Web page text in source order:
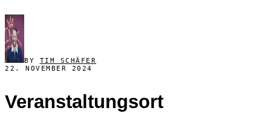
BY TIM SCHÄFER
22. NOVEMBER 2024
Veranstaltungsort